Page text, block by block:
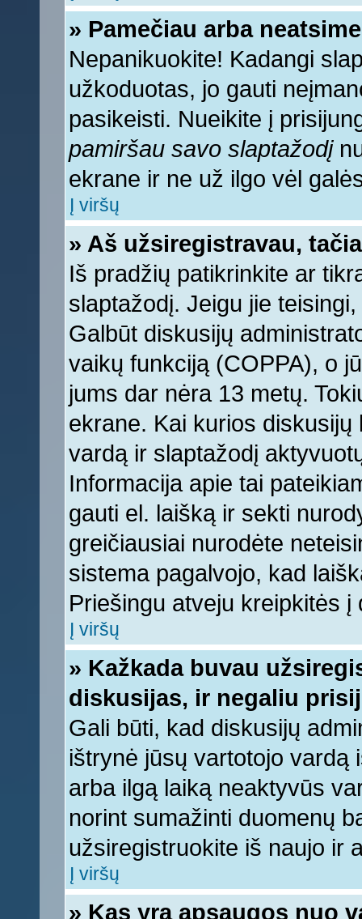
» Pamečiau arba
Nepanikuokite! Kadangi
užkoduotas, jo gauti
pasikeisti. Nueikite į
pamiršau savo slaptažodį
ekrane ir ne už ilgo vėl
Į viršų
» Aš užsiregistravau,
Iš pradžių patikrinkite ar
slaptažodį. Jeigu jie
Galbūt diskusijų
vaikų funkciją (COPPA), o
jums dar nėra 13 metų.
ekrane. Kai kurios
vardą ir slaptažodį
Informacija apie tai
gauti el. laišką ir sekti
greičiausiai nurodėte
sistema pagalvojo, kad
Priešingu atveju kreipkitės
Į viršų
» Kažkada buvau
diskusijas, ir negaliu
Gali būti, kad diskusijų
ištrynė jūsų vartotojo vardą
arba ilgą laiką neaktyvūs
norint sumažinti duomenų
užsiregistruokite iš naujo ir
Į viršų
» Kas yra apsaugos nuo